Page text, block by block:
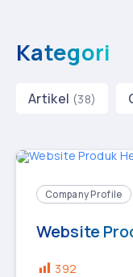
Kategori
Artikel (38)
Company Profile
Website
392